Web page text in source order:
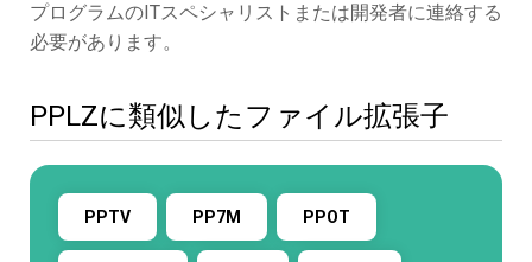
プログラムのITスペシャリストまたは開発者に連絡する
必要があります。
PPLZに類似したファイル拡張子
PPTV PP7M PPOT